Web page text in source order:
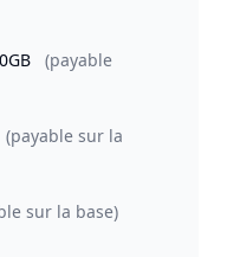
(payable
(payable sur la
sur la base)